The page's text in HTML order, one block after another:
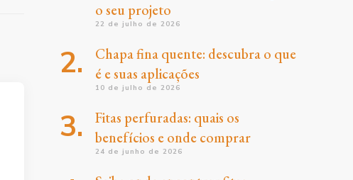
o seu projeto
22 de julho de 2026
Chapa fina quente: descubra o que
é e suas aplicações
10 de julho de 2026
Fitas perfuradas: quais os
benefícios e onde comprar
24 de junho de 2026